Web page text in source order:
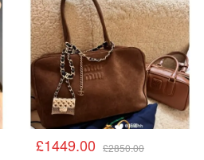
£1449.00 £2850.00